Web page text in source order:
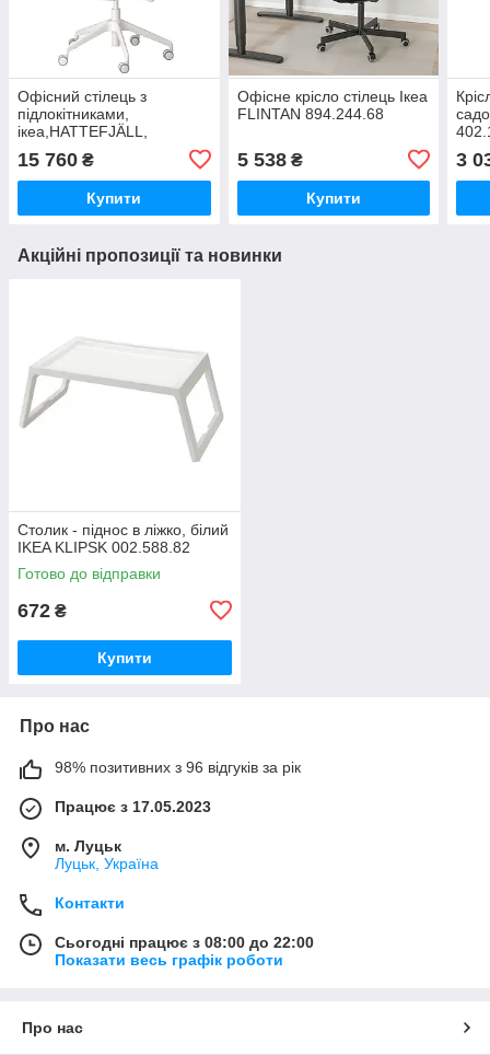
Офісний стілець з
підлокітниками,
ікеа,HATTEFJÄLL,
15 760 ₴
Купити
Офісне крісло стілець Ікеа
FLINTAN 894.244.68
5 538₴
Купити
3
Акційні пропозиції та новинки
Столик - піднос в ліжко, білий
IKEA KLIPSK 002.588.82
Готово до відправки
672 ₴
Купити
Про нас
98% позитивних з 96 відгуків за рік
Працює з 17.05.2023
м. Луцьк
Луцьк, Україна
Контакти
Сьогодні працює з 08:00 до 22:00
Показати весь графік роботи
Про нас